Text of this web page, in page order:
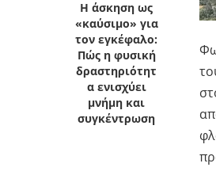
Η άσκηση ως
«καύσιμο» για
τον εγκέφαλο:
Πώς η φυσική
δραστηριότητ
α ενισχύει
μνήμη και
συγκέντρωση